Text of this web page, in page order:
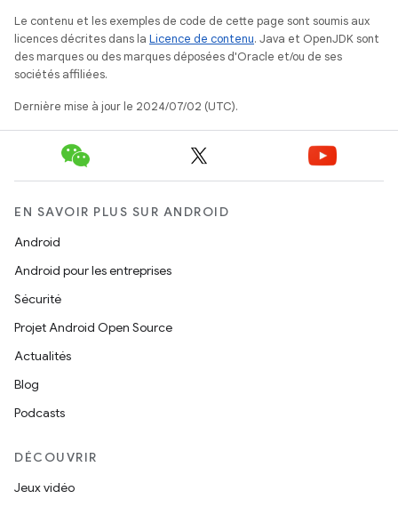
Le contenu et les exemples de code de cette page sont soumis aux
licences décrites dans la Licence de contenu. Java et OpenJDK sont
des marques ou des marques déposées d'Oracle et/ou de ses
sociétés affiliées.
Dernière mise à jour le 2024/07/02 (UTC).
EN SAVOIR PLUS SUR ANDROID
Android
Android pour les entreprises
Sécurité
Projet Android Open Source
Actualités
Blog
Podcasts
DÉCOUVRIR
Jeux vidéo